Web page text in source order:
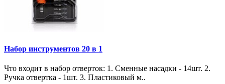
Набор инструментов 20 в 1
Что входит в набор отверток: 1. Сменные насадки - 14шт. 2.
Ручка отвертка - 1шт. 3. Пластиковый м..